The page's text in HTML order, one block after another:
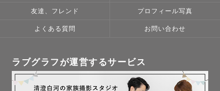
友達、フレンド プロフィール写真
よくある質問 お問い合わせ
ラブグラフが運営するサービス